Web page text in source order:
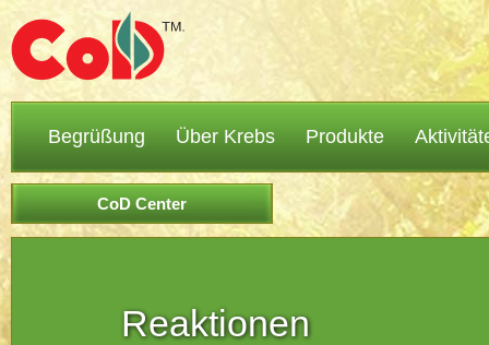
CoD Center
Begrüßung Über Krebs Produkte
Reaktionen